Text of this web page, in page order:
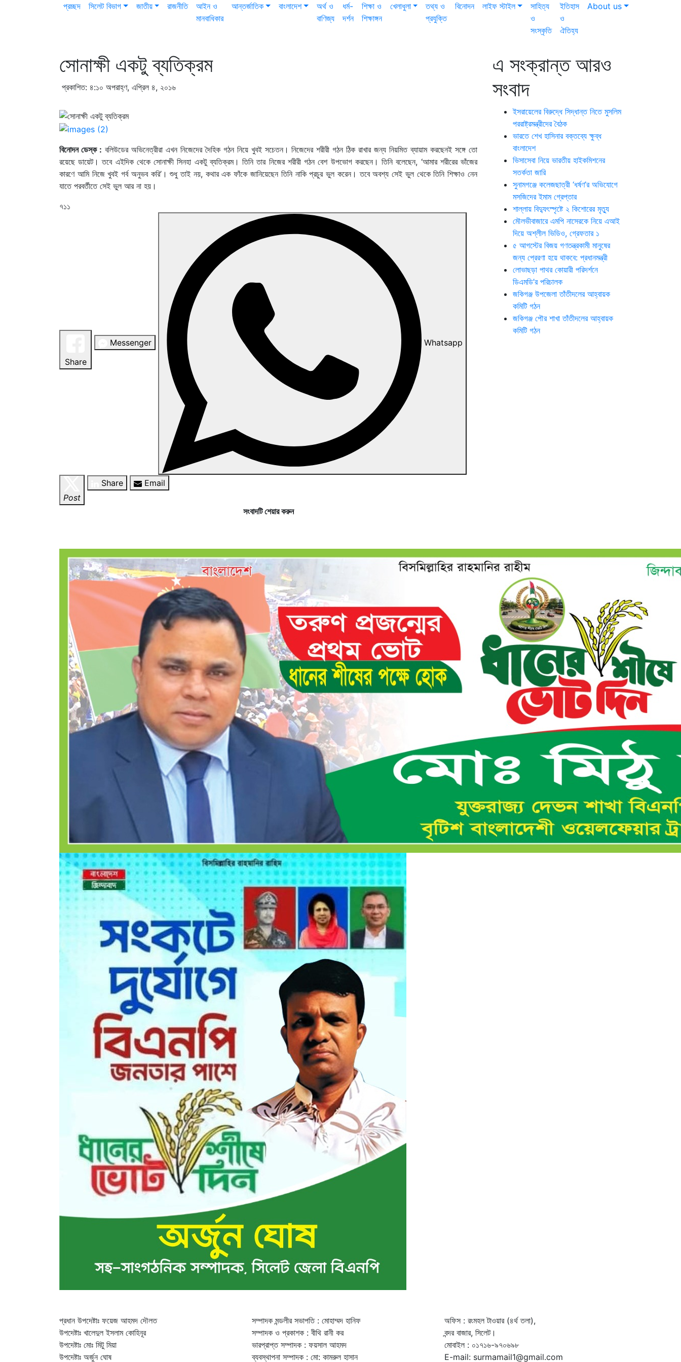
প্রচ্ছদ সিলেট বিভাগ জাতীয় রাজনীতি
আইন ও
মানবাধিকার
আন্তর্জাতিক বাংলাদেশ
অর্থ ও
বাণিজ্য
ধর্ম-
দর্শন
শিক্ষা ও
শিক্ষাঙ্গন
খেলাধুলা
তথ্য ও
প্রযুক্তি
বিনোদন লাইফ স্টাইল
সাহিত্য
ও
সংস্কৃতি
ইতিহাস
ও
ঐতিহ্য
About us
সোনাক্ষী একটু ব্যতিক্রম
প্রকাশিত: ৪:১০ অপরাহ্ণ, এপ্রিল ৪, ২০১৬
বিনোদন ডেস্ক : বলিউডের অভিনেত্রীরা এখন নিজেদের দৈহিক গঠন নিয়ে খুবই সচেতন। নিজেদের শরীরী গঠন ঠিক রাখার জন্য নিয়মিত ব্যায়াম করছেনই সঙ্গে তো
রয়েছে ডায়েট। তবে এইদিক থেকে সোনাক্ষী সিনহা একটু ব্যতিক্রম। তিনি তার নিজের শরীরী গঠন বেশ উপভোগ করছেন। তিনি বলেছেন, ‘আমার শরীরের ভাঁজের
কারণে আমি নিজে খুবই গর্ব অনুভব করি’। শুধু তাই নয়, কথার এক ফাঁকে জানিয়েছেন তিনি নাকি প্রচুর ভুল করেন। তবে অবশ্য সেই ভুল থেকে তিনি শিক্ষাও নেন
যাতে পরবর্তীতে সেই ভুল আর না হয়।
৭১১
Share
Messenger Whatsapp
Post
Share Email
সংবাদটি শেয়ার করুন
এ সংক্রান্ত আরও
সংবাদ
ইসরায়েলের বিরুদ্ধে সিদ্ধান্ত নিতে মুসলিম
পররাষ্ট্রমন্ত্রীদের বৈঠক
ভারতে শেখ হাসিনার বক্তব্যে ক্ষুব্ধ
বাংলাদেশ
ভিসাসেবা নিয়ে ভারতীয় হাইকমিশনের
সতর্কতা জারি
সুনামগঞ্জে কলেজছাত্রী ‘ধর্ষণ’র অভিযোগে
মসজিদের ইমাম গ্রেপ্তার
শাল্লায় বিদ্যুৎস্পৃষ্টে ২ কিশোরের মৃত্যু
মৌলভীবাজারে এমপি নাসেরকে নিয়ে এআই
দিয়ে অশ্লীল ভিডিও, গ্রেফতার ১
৫ আগস্টের বিজয় গণতন্ত্রকামী মানুষের
জন্য প্রেরণা হয়ে থাকবে: প্রধানমন্ত্রী
লোভাছড়া পাথর কোয়ারী পরিদর্শনে
ডিএমডি’র পরিচালক
জকিগঞ্জ উপজেলা তাঁতীদলের আহ্বায়ক
কমিটি গঠন
জকিগঞ্জ পৌর শাখা তাঁতীদলের আহ্বায়ক
কমিটি গঠন
প্রধান উপদেষ্টাঃ ফয়েজ আহমদ দৌলত
উপদেষ্টাঃ খালেদুল ইসলাম কোহিনূর
উপদেষ্টাঃ মোঃ মিটু মিয়া
উপদেষ্টাঃ অর্জুন ঘোষ
সম্পাদক মন্ডলীর সভাপতি : মোহাম্মদ হানিফ
সম্পাদক ও প্রকাশক : বীথি রানী কর
ভারপ্রাপ্ত সম্পাদক : ফয়সাল আহমদ
ব্যবস্থাপনা সম্পাদক : মো: কামরুল হাসান
অফিস : রংমহল টাওয়ার (৪র্থ তলা),
বন্দর বাজার, সিলেট।
মোবাইল : ০১৭১৬-৯৭০৬৯৮
E-mail: surmamail1@gmail.com